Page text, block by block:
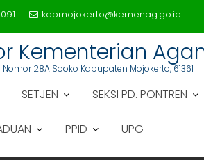
kabmojokerto@kemenag.go.id
Kementerian
Nomor 28A Sooko Kabupaten Mojokerto, 61361
SETJEN SEKSI PD. PONTREN
PPID UPG